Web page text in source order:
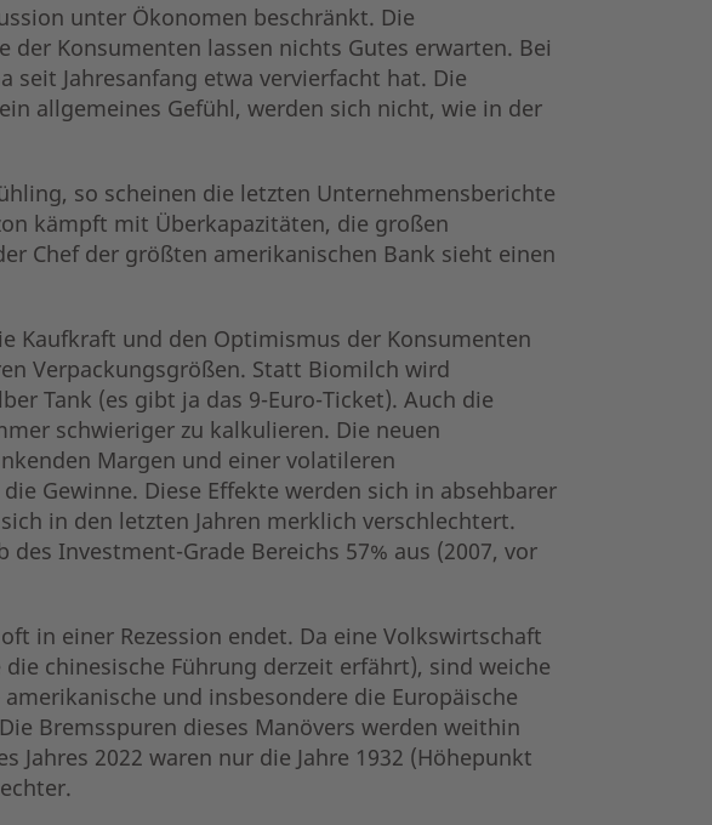
unter Ökonomen beschränkt. Die
Konsumenten lassen nichts Gutes erwarten. Bei
seit Jahresanfang etwa vervierfacht hat. Die
allgemeines Gefühl, werden sich nicht, wie in der
so scheinen die letzten Unternehmensberichte
kämpft mit Überkapazitäten, die großen
Chef der größten amerikanischen Bank sieht einen
Kaufkraft und den Optimismus der Konsumenten
Verpackungsgrößen. Statt Biomilch wird
Tank (es gibt ja das 9-Euro-Ticket). Auch die
schwieriger zu kalkulieren. Die neuen
Margen und einer volatileren
Gewinne. Diese Effekte werden sich in absehbarer
in den letzten Jahren merklich verschlechtert.
Investment-Grade Bereichs 57% aus (2007, vor
in einer Rezession endet. Da eine Volkswirtschaft
chinesische Führung derzeit erfährt), sind weiche
und insbesondere die Europäische
Bremsspuren dieses Manövers werden weithin
2022 waren nur die Jahre 1932 (Höhepunkt